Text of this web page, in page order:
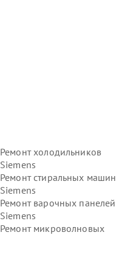
Ремонт холодильников
Siemens
Ремонт стиральных машин
Siemens
Ремонт варочных панелей
Siemens
Ремонт микроволновых